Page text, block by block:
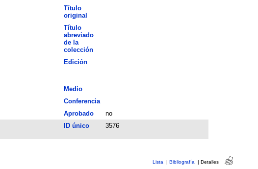
Título
original
Título
abreviado
de la
colección
Edición
Medio
Conferencia
Aprobado
no
ID único 3576
Lista | Bibliografía | Detalles